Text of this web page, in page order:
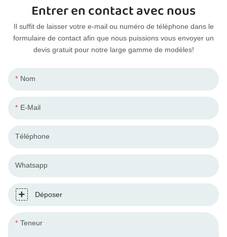
Entrer en contact avec nous
Il suffit de laisser votre e-mail ou numéro de téléphone dans le
formulaire de contact afin que nous puissions vous envoyer un
devis gratuit pour notre large gamme de modèles!
Nom
E-Mail
Téléphone
Whatsapp
Déposer
Teneur